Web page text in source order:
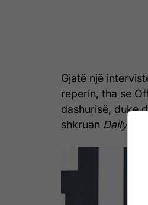
Gjatë një
reperin, tha se
dashurisë, duke
shkruan DailyMail.